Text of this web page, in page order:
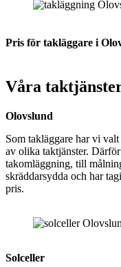
Pris för takläggare i
Våra
Olovslund
Som takläggare har vi
av olika taktjänster.
takomläggning, till
skräddarsydda och har
pris.
Solceller